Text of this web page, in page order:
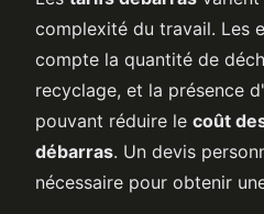
complexité du travail. Les
compte la quantité de
recyclage, et la présence
pouvant réduire le coût
débarras. Un devis
nécessaire pour obtenir